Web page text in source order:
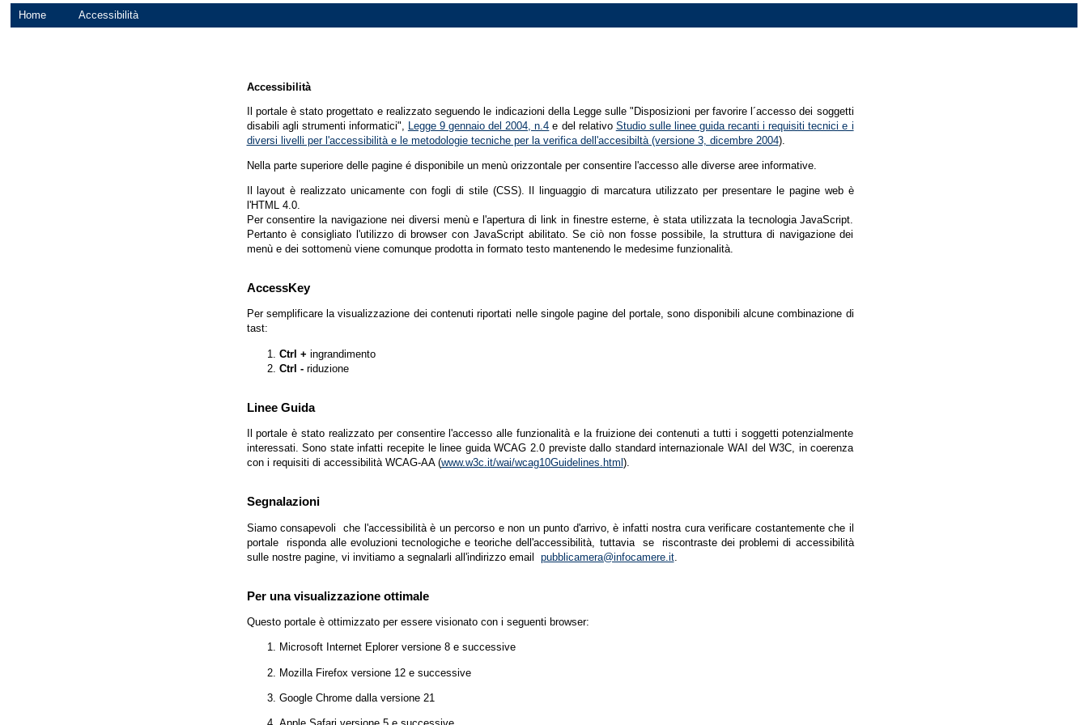
Home Accessibilità
Accessibilità
Il portale è stato progettato e realizzato seguendo le indicazioni della Legge sulle "Disposizioni per favorire l´accesso dei soggetti
disabili agli strumenti informatici", Legge 9 gennaio del 2004, n.4 e del relativo Studio sulle linee guida recanti i requisiti tecnici e i
diversi livelli per l'accessibilità e le metodologie tecniche per la verifica dell'accesibiltà (versione 3, dicembre 2004).
Nella parte superiore delle pagine é disponibile un menù orizzontale per consentire l'accesso alle diverse aree informative.
Il layout è realizzato unicamente con fogli di stile (CSS). Il linguaggio di marcatura utilizzato per presentare le pagine web è
l'HTML 4.0.
Per consentire la navigazione nei diversi menù e l'apertura di link in finestre esterne, è stata utilizzata la tecnologia JavaScript.
Pertanto è consigliato l'utilizzo di browser con JavaScript abilitato. Se ciò non fosse possibile, la struttura di navigazione dei
menù e dei sottomenù viene comunque prodotta in formato testo mantenendo le medesime funzionalità.
AccessKey
Per semplificare la visualizzazione dei contenuti riportati nelle singole pagine del portale, sono disponibili alcune combinazione di
tast:
Ctrl + ingrandimento
Ctrl -riduzione
Linee Guida
Il portale è stato realizzato per consentire l'accesso alle funzionalità e la fruizione dei contenuti a tutti i soggetti potenzialmente
interessati. Sono state infatti recepite le linee guida WCAG 2.0 previste dallo standard internazionale WAI del W3C, in coerenza
con i requisiti di accessibilità WCAG-AA (www.w3c.it/wai/wcag10Guidelines.html ).
Segnalazioni
Siamo consapevoli che l'accessibilità è un percorso e non un punto d'arrivo, è infatti nostra cura verificare costantemente che il
portale risponda alle evoluzioni tecnologiche e teoriche dell'accessibilità, tuttavia se riscontraste dei problemi di accessibilità
sulle nostre pagine, vi invitiamo a segnalarli all'indirizzo email pubblicamera@infocamere.it.
Per una visualizzazione ottimale
Questo portale è ottimizzato per essere visionato con i seguenti browser:
Microsoft Internet Eplorer versione 8 e successive
Mozilla Firefox versione 12 e successive
Google Chrome dalla versione 21